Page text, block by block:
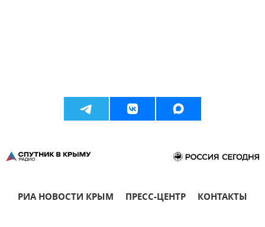
РИА НОВОСТИ КРЫМ ПРЕСС-ЦЕНТР КОНТАКТЫ